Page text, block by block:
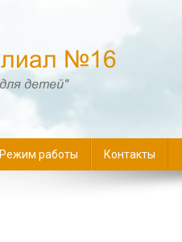
Режим работы Контакты